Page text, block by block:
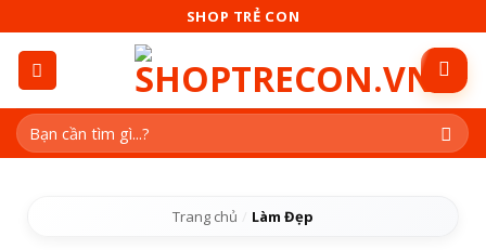
content
SHOP TRẺ CON
Tìm
kiếm:
Trang chủ Làm Đẹp